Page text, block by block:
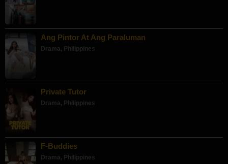
Ang Pintor At Ang Paraluman
Drama, Philippines
Private Tutor
Drama, Philippines
F-Buddies
Drama, Philippines